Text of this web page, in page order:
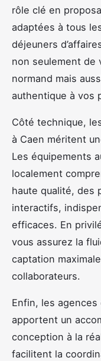
rôle clé en
adaptées à tous
déjeuners
non seulement de
normand mais
authentique à vos
Côté technique,
à Caen méritent
Les équipements
localement
haute qualité, des
interactifs,
efficaces. En
vous assurez la
captation
collaborateurs.
Enfin, les
apportent un
conception à la
facilitent la